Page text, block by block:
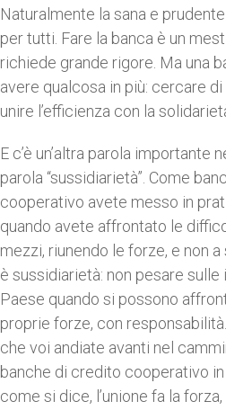
Naturalmente la sana e
per tutti. Fare la banca è un
richiede grande rigore. Ma una
avere qualcosa in più: cercare di
unire l’efficienza con la
E c’è un’altra parola importante
parola “sussidiarietà”. Come
cooperativo avete messo in
quando avete affrontato le
mezzi, riunendo le forze, e non
è sussidiarietà: non pesare sulle
Paese quando si possono
proprie forze, con
che voi andiate avanti nel
banche di credito cooperativo
come si dice, l’unione fa la